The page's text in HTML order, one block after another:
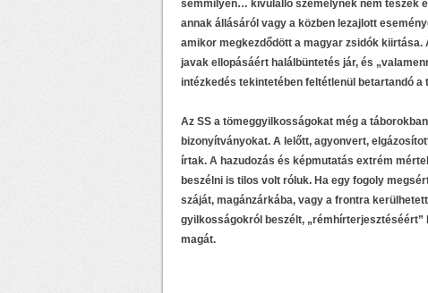
semmilyen… kívülálló személynek nem teszek
annak állásáról vagy a közben lezajlott
amikor megkezdődött a magyar zsidók kiirtása.
javak ellopásáért halálbüntetés jár, és
intézkedés tekintetében feltétlenül betartandó
Az SS a tömeggyilkosságokat még a
bizonyítványokat. A lelőtt, agyonvert,
írtak. A hazudozás és képmutatás extrém
beszélni is tilos volt róluk. Ha egy fogoly
száját, magánzárkába, vagy a frontra
gyilkosságokról beszélt, „rémhírterjesztéséért”
magát.